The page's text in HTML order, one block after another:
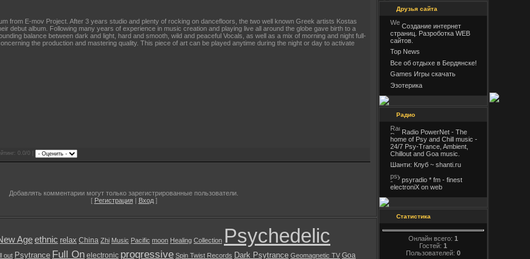
from E-mov Project. After 3 years studio and plenty of rocking on dancefloors, the two well known Greek artists Kostas
debut album. Following many years of experience in music creation and playing live all around the globe gave birth to a
balance between dark and light, hard and smooth, wild and peaceful Vocals, as well as a mix of morning and night full-
the production and mastering quality. This piece of art can be played anytime during the night or day to activate
0.0/0 |
Добавлять комментарии могут только зарегистрированные пользователи.
[ Регистрация| Вход]
Ageethnic relax China Zhi Music Pacific moon Healing Collection Psychedelic
out Psytrance Full On electronic progressive Spin Twist Records Dark Psytrance Geomagnetic TV Goa
Друзья сайта
Создание интернет
страниц. Разроботка WEB
сайтов.
Top News
Все об отдыхе в Бердянске!
Games Игры скачать
Эзотерика
Радио
Radio PowerNet - The
home of Psy and Chill music -
24/7 Psy-Trance, Ambient,
Chillout and Goa music.
Шанти: Клуб ~ shanti.ru
psyradio * fm - finest
electroniX on web
Статистика
Онлайн всего: 1
Гостей: 1
Пользователей: 0